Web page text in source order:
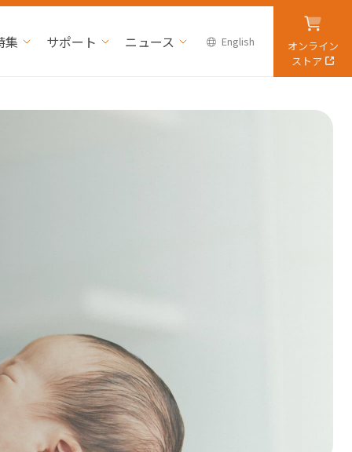
集 サポート ニュース English
オンライン
ストア